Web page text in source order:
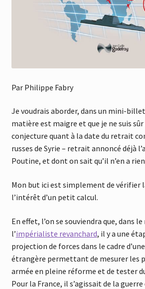
Par Philippe Fabry
Je voudrais aborder, dans un mini-
matière est maigre et que je ne suis sûr
conjecture quant à la date du retrait
russes de Syrie – retrait annoncé déjà
Poutine, et dont on sait qu’il n’en a
Mon but ici est simplement de vérifier
l’intérêt d’un petit calcul.
En effet, l’on se souviendra que, dans
l’impérialiste revanchard, il y a une
projection de forces dans le cadre
étrangère permettant de mesurer les
armée en pleine réforme et de tester
Pour la France, il s’agissait de la guerre